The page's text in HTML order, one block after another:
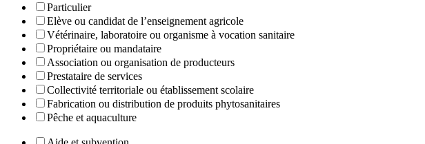
Particulier
Elève ou candidat de l’enseignement agricole
Vétérinaire, laboratoire ou organisme à vocation sanitaire
Propriétaire ou mandataire
Association ou organisation de producteurs
Prestataire de services
Collectivité territoriale ou établissement scolaire
Fabrication ou distribution de produits phytosanitaires
Pêche et aquaculture